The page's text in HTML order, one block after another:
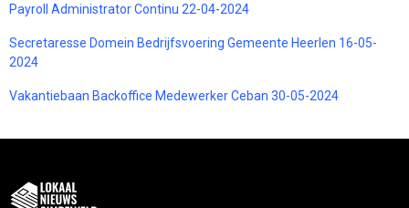
Payroll Administrator Continu 22-04-2024
Secretaresse Domein Bedrijfsvoering Gemeente Heerlen 16-05-
2024
Vakantiebaan Backoffice Medewerker Ceban 30-05-2024